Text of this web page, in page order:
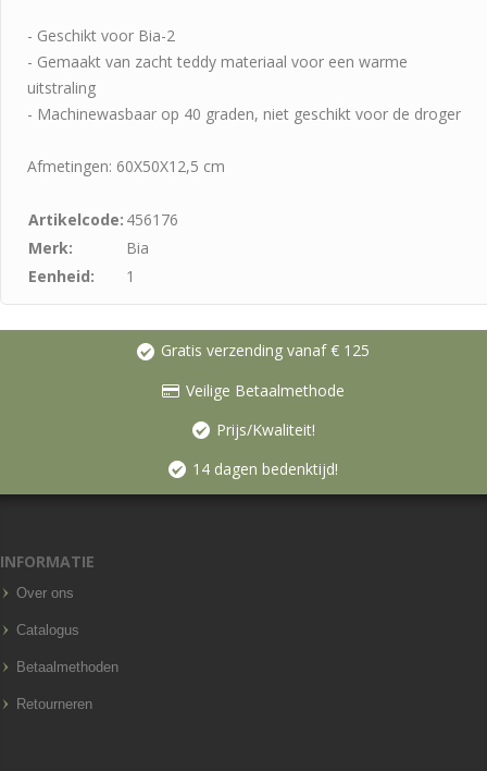
- Geschikt voor Bia-2
- Gemaakt van zacht teddy materiaal voor een warme
uitstraling
- Machinewasbaar op 40 graden, niet geschikt voor de droger
Afmetingen: 60X50X12,5 cm
Artikelcode: 456176
Merk:
Bia
Eenheid:
1
Gratis verzending vanaf € 125
Veilige Betaalmethode
Prijs/Kwaliteit!
14 dagen bedenktijd!
INFORMATIE
Over ons
Catalogus
Betaalmethoden
Retourneren